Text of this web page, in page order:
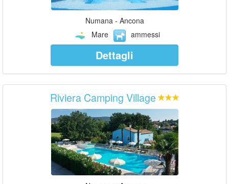
Numana - Ancona
Mare
ammessi
Dettagli
Riviera Camping Village